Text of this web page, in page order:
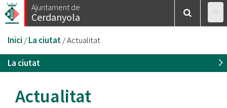
Vés
al
Ajuntament de
Cerdanyola
Esteu
aquí
Inici /La ciutat/Actualitat
La ciutat
Actualitat